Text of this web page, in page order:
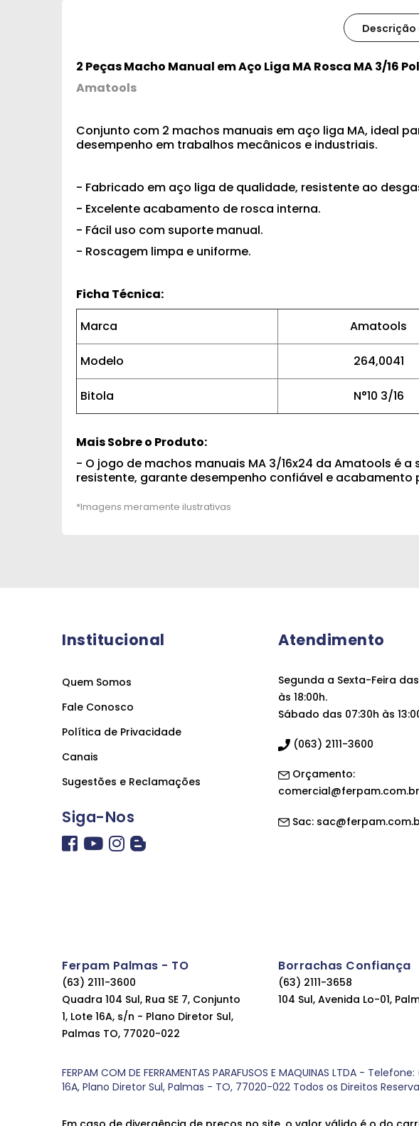
2 Peças Macho Manual em Aço Liga MA Rosca MA 3/16
Amatools
Conjunto com 2 machos manuais em aço liga MA, ideal
desempenho em trabalhos mecânicos e industriais.
- Fabricado em aço liga de qualidade, resistente ao
- Excelente acabamento de rosca interna.
- Fácil uso com suporte manual.
- Roscagem limpa e uniforme.
Ficha Técnica:
Marca
Amatools
Modelo 264,0041
Bitola N°10 3/16
Mais Sobre o Produto:
- O jogo de machos manuais MA 3/16x24 da Amatools é
resistente, garante desempenho confiável e acabamento
Institucional
Quem Somos
Fale Conosco
Política de Privacidade
Canais
Sugestões e Reclamações
Siga-Nos
Atendimento
Segunda a Sexta-Feira
às 18:00h.
Sábado das 07:30h às
(063) 2111-3600
Orçamento:
comercial@ferpam.com.br
Sac:
Ferpam Palmas - TO
(63) 2111-3600
Quadra 104 Sul, Rua SE 7, Conjunto
1, Lote 16A, s/n - Plano Diretor Sul,
Palmas TO, 77020-022
Borrachas Confiança
(63) 2111-3658
104 Sul, Avenida Lo-01,
FERPAM COM DE FERRAMENTAS PARAFUSOS E MAQUINAS LTDA -
16A, Plano Diretor Sul, Palmas - TO, 77020-022 Todos os Direitos